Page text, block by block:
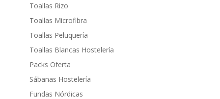
Toallas Rizo
Toallas Microfibra
Toallas Peluquería
Toallas Blancas Hostelería
Packs Oferta
Sábanas Hostelería
Fundas Nórdicas